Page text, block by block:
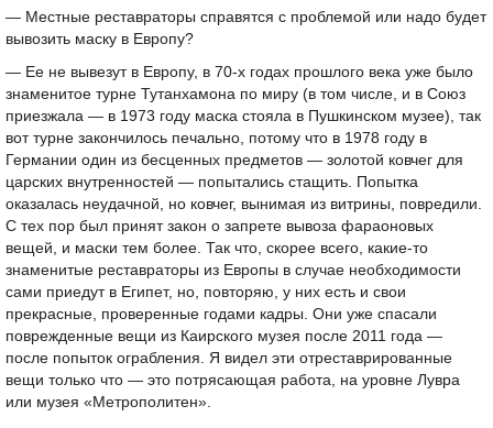
— Местные реставраторы справятся с проблемой или надо будет
вывозить маску в Европу?
— Ее не вывезут в Европу, в 70-х годах прошлого века уже было
знаменитое турне Тутанхамона по миру (в том числе, и в Союз
приезжала — в 1973 году маска стояла в Пушкинском музее), так
вот турне закончилось печально, потому что в 1978 году в
Германии один из бесценных предметов — золотой ковчег для
царских внутренностей — попытались стащить. Попытка
оказалась неудачной, но ковчег, вынимая из витрины, повредили.
С тех пор был принят закон о запрете вывоза фараоновых
вещей, и маски тем более. Так что, скорее всего, какие-то
знаменитые реставраторы из Европы в случае необходимости
сами приедут в Египет, но, повторяю, у них есть и свои
прекрасные, проверенные годами кадры. Они уже спасали
поврежденные вещи из Каирского музея после 2011 года —
после попыток ограбления. Я видел эти отреставрированные
вещи только что — это потрясающая работа, на уровне Лувра
или музея «Метрополитен».